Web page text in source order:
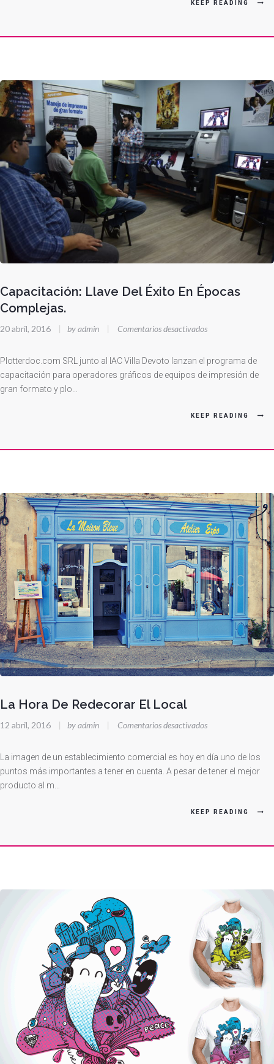
KEEP READING
Capacitación: Llave Del Éxito En Épocas
Complejas.
20 abril, 2016 | by admin | Comentarios desactivadosen
Llave
Del
Épocas
Plotterdoc.com SRL junto al IAC Villa Devoto lanzan el programa de
capacitación para operadores gráficos de equipos de impresión de
gran formato y plo…
KEEP READING
La Hora De Redecorar El Local
12 abril, 2016 | by admin | Comentarios desactivadosen
Hora
De
Local
La imagen de un establecimiento comercial es hoy en día uno de los
puntos más importantes a tener en cuenta. A pesar de tener el mejor
producto al m…
KEEP READING